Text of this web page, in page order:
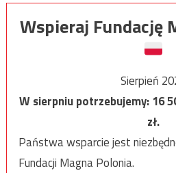
Wspieraj Fundację
Sierpień
W sierpniu potrzebujemy:16
zł.
Państwa wsparcie jest
Fundacji Magna Polonia.